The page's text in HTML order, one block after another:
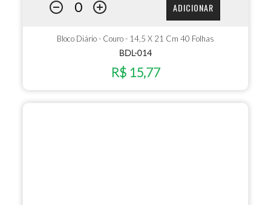
ADICIONAR
Bloco Diário - Couro - 14,5 X 21 Cm 40 Folhas
BDL-014
R$ 15,77